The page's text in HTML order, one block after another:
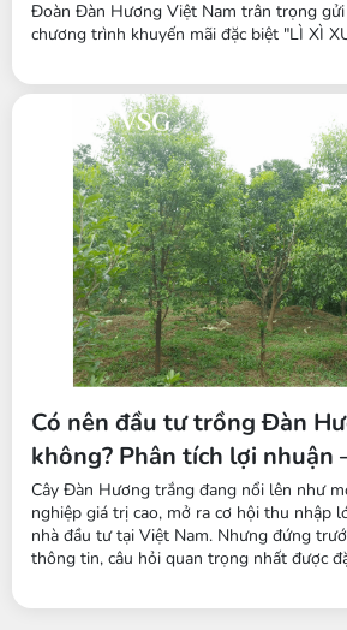
Đoàn Đàn Hương Việt Nam trân trọng
chương trình khuyến mãi đặc biệt "LÌ XÌ
triển khai các dự án trồng cây kinh tế với
Có nên đầu tư trồng Đàn
không? Phân tích lợi nhuận
hội cho nhà đầu tư 2025
Cây Đàn Hương trắng đang nổi lên như
nghiệp giá trị cao, mở ra cơ hội thu nhập
nhà đầu tư tại Việt Nam. Nhưng đứng
thông tin, câu hỏi quan trọng nhất được
hạn đòi hỏi sự cân nhắc kỹ lưỡng về hiệu